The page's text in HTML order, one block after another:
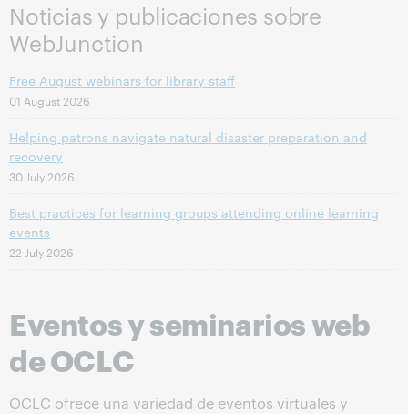
Noticias y publicaciones sobre
WebJunction
Free August webinars for library staff
01 August 2026
Helping patrons navigate natural disaster preparation and
recovery
30 July 2026
Best practices for learning groups attending online learning
events
22 July 2026
Eventos y seminarios web
de OCLC
OCLC ofrece una variedad de eventos virtuales y